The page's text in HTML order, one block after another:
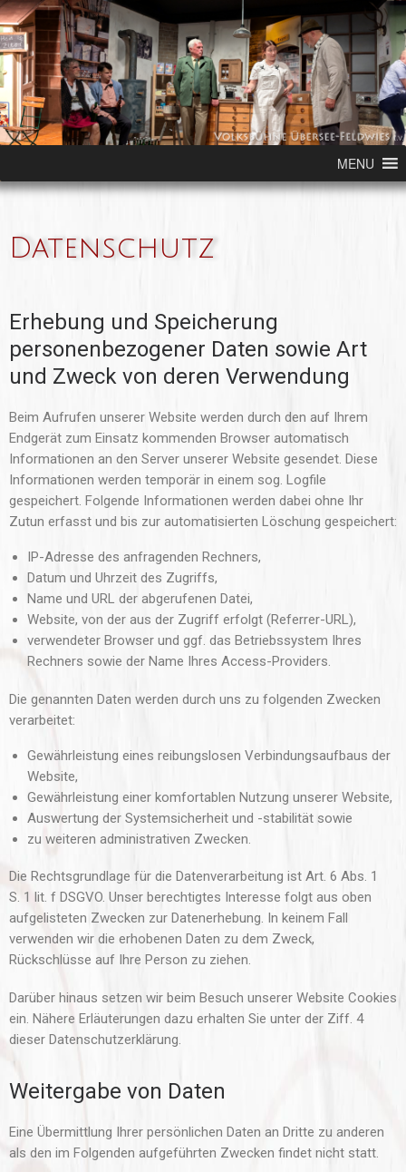
Skip to content
MENU
Datenschutz
Erhebung und Speicherung
personenbezogener Daten sowie Art
und Zweck von deren Verwendung
Beim Aufrufen unserer Website werden durch den auf Ihrem
Endgerät zum Einsatz kommenden Browser automatisch
Informationen an den Server unserer Website gesendet. Diese
Informationen werden temporär in einem sog. Logfile
gespeichert. Folgende Informationen werden dabei ohne Ihr
Zutun erfasst und bis zur automatisierten Löschung gespeichert:
IP-Adresse des anfragenden Rechners,
Datum und Uhrzeit des Zugriffs,
Name und URL der abgerufenen Datei,
Website, von der aus der Zugriff erfolgt (Referrer-URL),
verwendeter Browser und ggf. das Betriebssystem Ihres
Rechners sowie der Name Ihres Access-Providers.
Die genannten Daten werden durch uns zu folgenden Zwecken
verarbeitet:
Gewährleistung eines reibungslosen Verbindungsaufbaus der
Website,
Gewährleistung einer komfortablen Nutzung unserer Website,
Auswertung der Systemsicherheit und -stabilität sowie
zu weiteren administrativen Zwecken.
Die Rechtsgrundlage für die Datenverarbeitung ist Art. 6 Abs. 1
S. 1 lit. f DSGVO. Unser berechtigtes Interesse folgt aus oben
aufgelisteten Zwecken zur Datenerhebung. In keinem Fall
verwenden wir die erhobenen Daten zu dem Zweck,
Rückschlüsse auf Ihre Person zu ziehen.
Darüber hinaus setzen wir beim Besuch unserer Website Cookies
ein. Nähere Erläuterungen dazu erhalten Sie unter der Ziff. 4
dieser Datenschutzerklärung.
Weitergabe von Daten
Eine Übermittlung Ihrer persönlichen Daten an Dritte zu anderen
als den im Folgenden aufgeführten Zwecken findet nicht statt.